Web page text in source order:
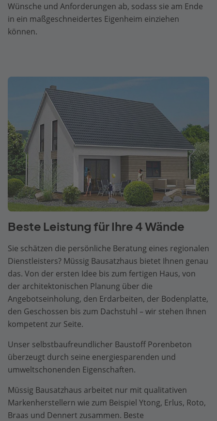
Wünsche und Anforderungen ab, sodass sie am Ende
in ein maßgeschneidertes Eigenheim einziehen
können.
Beste Leistung für Ihre 4 Wände
Sie schätzen die persönliche Beratung eines regionalen
Dienstleisters? Müssig Bausatzhaus bietet Ihnen genau
das. Von der ersten Idee bis zum fertigen Haus, von
der architektonischen Planung über die
Angebotseinholung, den Erdarbeiten, der Bodenplatte,
den Geschossen bis zum Dachstuhl – wir stehen Ihnen
kompetent zur Seite.
Unser selbstbaufreundlicher Baustoff Porenbeton
überzeugt durch seine energiesparenden und
umweltschonenden Eigenschaften.
Müssig Bausatzhaus arbeitet nur mit qualitativen
Markenherstellern wie zum Beispiel Ytong, Erlus, Roto,
Braas und Dennert zusammen. Beste